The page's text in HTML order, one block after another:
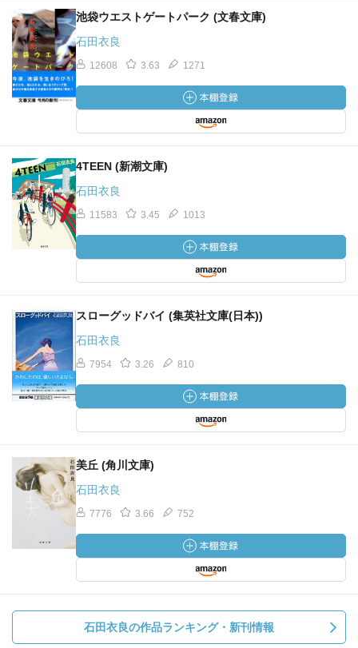
池袋ウエストゲートパーク (文春文庫)
石田衣良
12608 3.63 1271
4TEEN (新潮文庫)
石田衣良
11583 3.45 1013
スローグッドバイ (集英社文庫(日本))
石田衣良
7954 3.26 810
美丘 (角川文庫)
石田衣良
7776 3.66 752
石田衣良の作品ランキング・新刊情報